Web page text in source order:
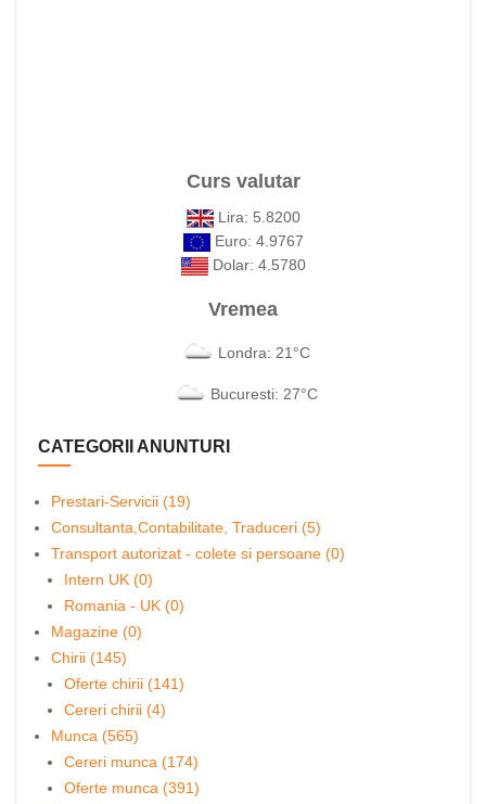
Curs valutar
Lira: 5.8200
Euro: 4.9767
Dolar: 4.5780
Vremea
Londra: 21°C
Bucuresti: 27°C
CATEGORII ANUNTURI
Prestari-Servicii (19)
Consultanta,Contabilitate, Traduceri (5)
Transport autorizat - colete si persoane (0)
Intern UK (0)
Romania - UK (0)
Magazine (0)
Chirii (145)
Oferte chirii (141)
Cereri chirii (4)
Munca (565)
Cereri munca (174)
Oferte munca (391)